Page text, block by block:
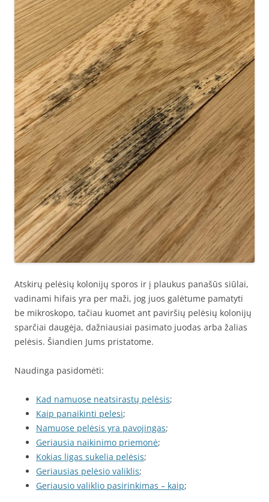
Atskirų pelėsių kolonijų sporos ir į plaukus panašūs siūlai,
vadinami hifais yra per maži, jog juos galėtume pamatyti
be mikroskopo, tačiau kuomet ant paviršių pelėsių kolonijų
sparčiai daugėja, dažniausiai pasimato juodas arba žalias
pelėsis. Šiandien Jums pristatome.
Naudinga pasidomėti:
Kad namuose neatsirastų pelėsis;
Kaip panaikinti pelesi;
Namuose pelėsis yra pavojingas;
Geriausia naikinimo priemonė;
Kokias ligas sukelia pelėsis;
Geriausias pelėsio valiklis;
Geriausio valiklio pasirinkimas – kaip;